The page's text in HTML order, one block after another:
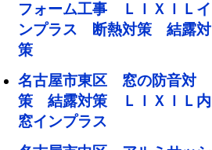
フォーム工事 ＬＩＸＩＬイ
ンプラス 断熱対策 結露対
策
名古屋市東区 窓の防音対
策 結露対策 ＬＩＸＩＬ内
窓インプラス